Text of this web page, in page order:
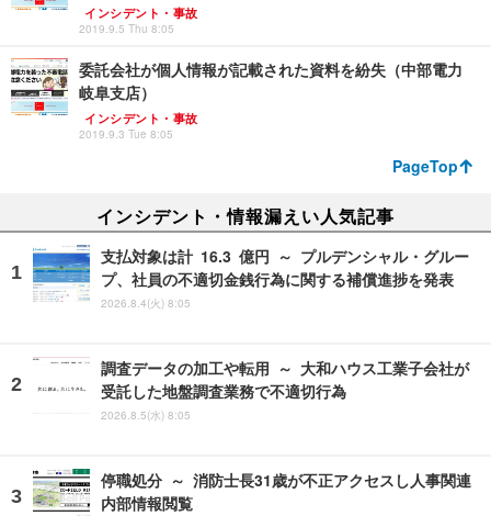
インシデント・事故
2019.9.5 Thu 8:05
委託会社が個人情報が記載された資料を紛失（中部電力
岐阜支店）
インシデント・事故
2019.9.3 Tue 8:05
PageTop
インシデント・情報漏えい人気記事
支払対象は計 16.3 億円 ～ プルデンシャル・グルー
プ、社員の不適切金銭行為に関する補償進捗を発表
2026.8.4(火) 8:05
調査データの加工や転用 ～ 大和ハウス工業子会社が
受託した地盤調査業務で不適切行為
2026.8.5(水) 8:05
停職処分 ～ 消防士長31歳が不正アクセスし人事関連
内部情報閲覧